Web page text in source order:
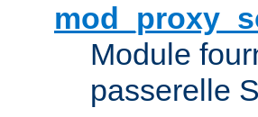
Module
passerelle